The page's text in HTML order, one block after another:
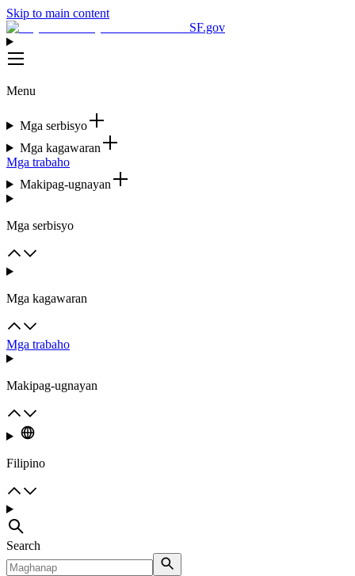
Skip to main content
SF.gov
Menu
Mga serbisyo
Mga kagawaran
Mga trabaho
Makipag-ugnayan
Mga serbisyo
Mga kagawaran
Mga trabaho
Makipag-ugnayan
Filipino
Search